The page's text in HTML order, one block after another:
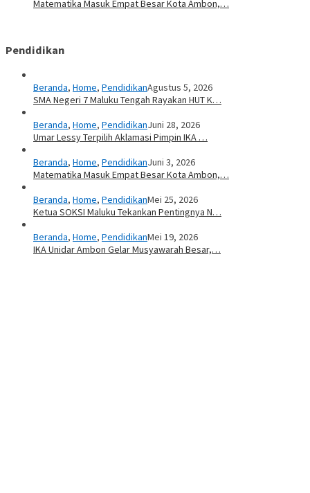
Matematika Masuk Empat Besar Kota Ambon,…
Pendidikan
Beranda, Home, PendidikanAgustus 5, 2026
SMA Negeri 7 Maluku Tengah Rayakan HUT K…
Beranda, Home, PendidikanJuni 28, 2026
Umar Lessy Terpilih Aklamasi Pimpin IKA …
Beranda, Home, PendidikanJuni 3, 2026
Matematika Masuk Empat Besar Kota Ambon,…
Beranda, Home, PendidikanMei 25, 2026
Ketua SOKSI Maluku Tekankan Pentingnya N…
Beranda, Home, PendidikanMei 19, 2026
IKA Unidar Ambon Gelar Musyawarah Besar,…